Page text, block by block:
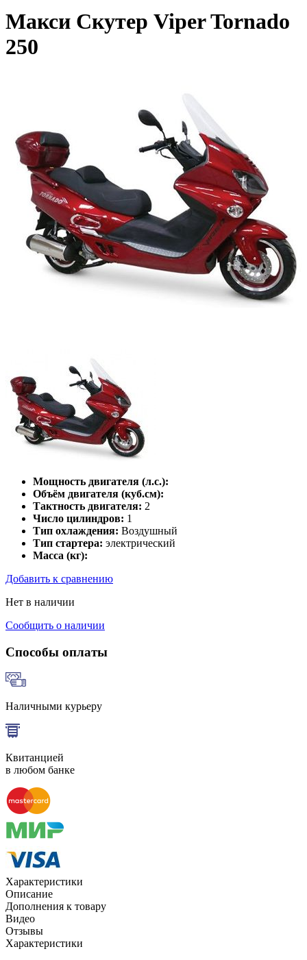
Макси Скутер Viper Tornado
250
Мощность двигателя (л.с.):
Объём двигателя (куб.см):
Тактность двигателя: 2
Число цилиндров: 1
Тип охлаждения: Воздушный
Тип стартера: электрический
Масса (кг):
Добавить к сравнению
Нет в наличии
Сообщить о наличии
Способы оплаты
Наличными курьеру
Квитанцией
в любом банке
Характеристики
Описание
Дополнения к товару
Видео
Отзывы
Характеристики